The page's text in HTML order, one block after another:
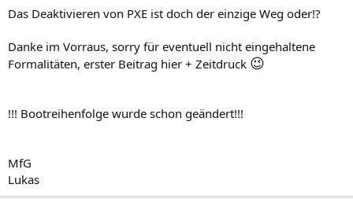
Das Deaktivieren von PXE ist doch der einzige Weg oder!?
Danke im Vorraus, sorry für eventuell nicht eingehaltene
Formalitäten, erster Beitrag hier + Zeitdruck 😉
!!! Bootreihenfolge wurde schon geändert!!!
MfG
Lukas